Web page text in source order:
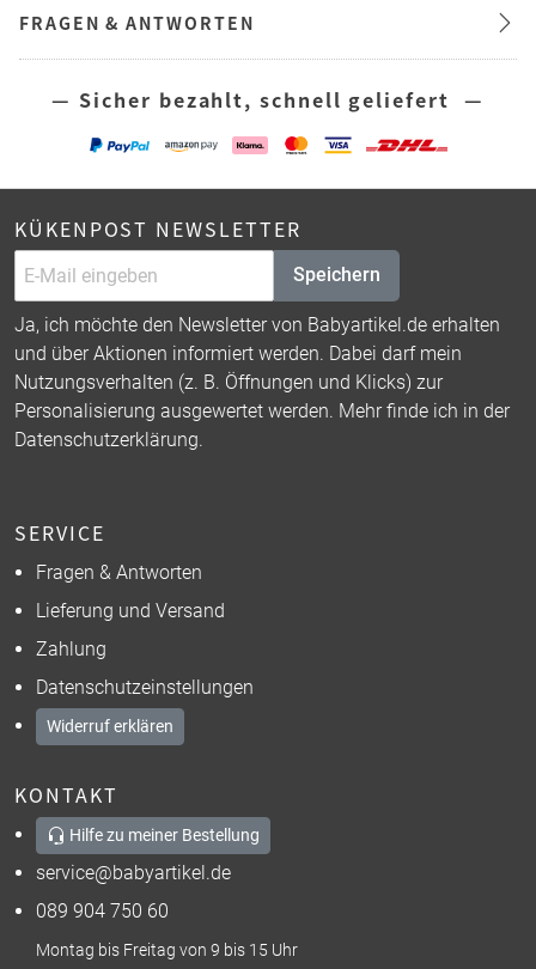
FRAGEN & ANTWORTEN
— Sicher bezahlt, schnell geliefert —
KÜKENPOST NEWSLETTER
Speichern
Ja, ich möchte den Newsletter von Babyartikel.de erhalten
und über Aktionen informiert werden. Dabei darf mein
Nutzungsverhalten (z. B. Öffnungen und Klicks) zur
Personalisierung ausgewertet werden. Mehr finde ich in der
Datenschutzerklärung.
SERVICE
Fragen & Antworten
Lieferung und Versand
Zahlung
Datenschutzeinstellungen
Widerruf erklären
KONTAKT
Hilfe zu meiner Bestellung
service@babyartikel.de
089 904 750 60
Montag bis Freitag von 9 bis 15 Uhr